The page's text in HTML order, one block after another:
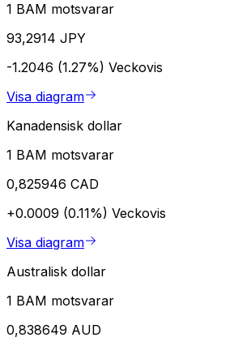
1 BAM motsvarar
93,2914 JPY
-1.2046 (1.27%) Veckovis
Visa diagram
Kanadensisk dollar
1 BAM motsvarar
0,825946 CAD
+0.0009 (0.11%) Veckovis
Visa diagram
Australisk dollar
1 BAM motsvarar
0,838649 AUD